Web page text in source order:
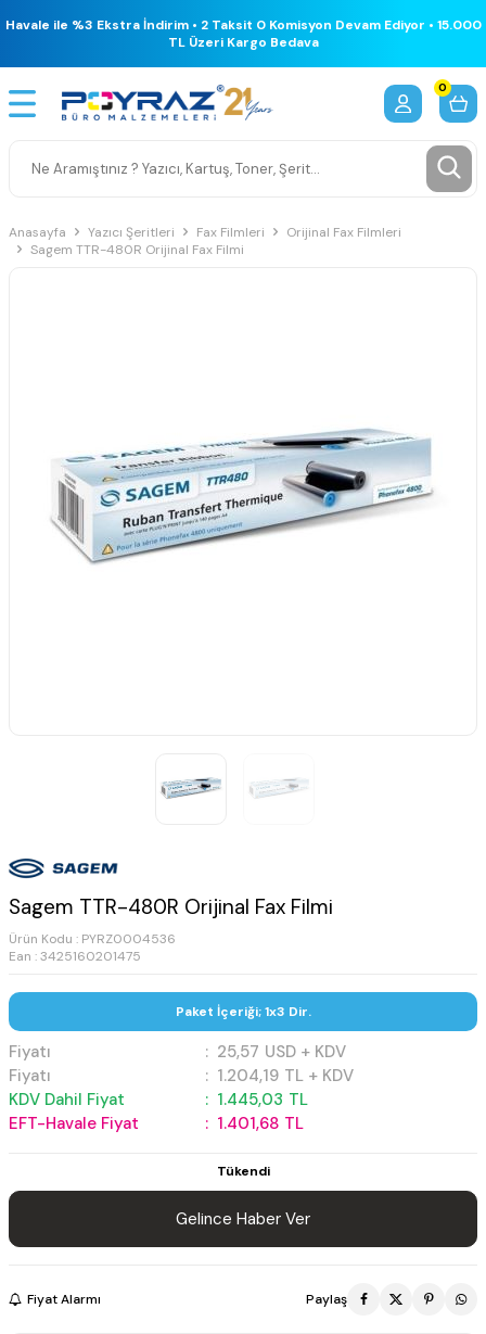
Havale ile %3 Ekstra İndirim • 2 Taksit 0 Komisyon Devam Ediyor • 15.000
TL Üzeri Kargo Bedava
0
Anasayfa Yazıcı Şeritleri Fax Filmleri
Orijinal Fax Filmleri
Sagem TTR-480R Orijinal Fax Filmi
Sagem TTR-480R Orijinal Fax Filmi
Ürün Kodu : PYRZ0004536
Ean : 3425160201475
Paket İçeriği; 1x3 Dir.
Fiyatı : 25,57 USD + KDV
Fiyatı
: 1.204,19 TL + KDV
KDV Dahil Fiyat
: 1.445,03 TL
EFT-Havale Fiyat
: 1.401,68 TL
Tükendi
Gelince Haber Ver
Fiyat Alarmı Paylaş